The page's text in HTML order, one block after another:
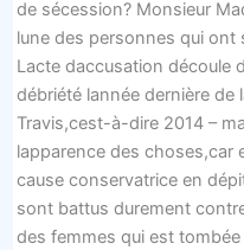
de sécession? Monsieur
lune des personnes qui ont
Lacte daccusation découle
débriété lannée dernière de
Travis,cest-à-dire 2014 –
lapparence des choses,car
cause conservatrice en
sont battus durement
des femmes qui est